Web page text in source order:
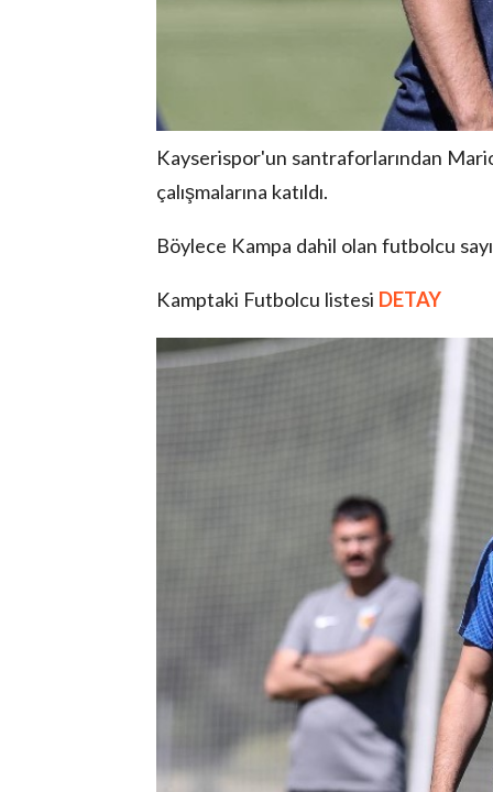
Kayserispor'un santraforlarından
çalışmalarına katıldı.
Böylece Kampa dahil olan futbolcu
Kamptaki Futbolcu listesi DETAY